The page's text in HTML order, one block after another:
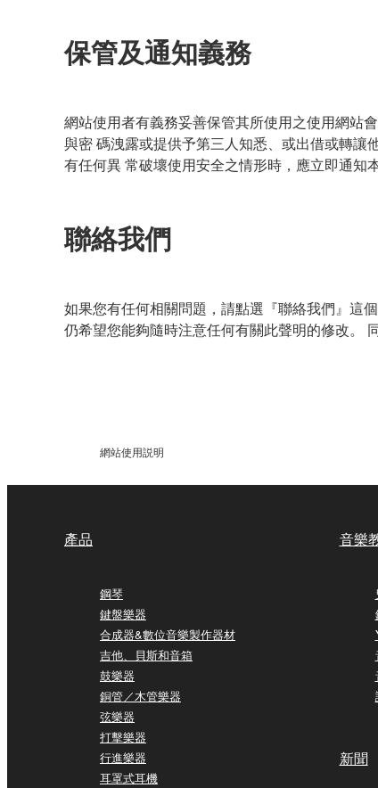
保管及通知義務
網站使用者有義務妥善保管其所使用之使用網站
與密 碼洩露或提供予第三人知悉、或出借或轉
有任何異 常破壞使用安全之情形時，應立即通知本
聯絡我們
如果您有任何相關問題，請點選『聯絡我們』這
仍希望您能夠隨時注意任何有關此聲明的修改。
網站使用説明
產品
鋼琴
鍵盤樂器
合成器&數位音樂製作器材
吉他、貝斯和音箱
鼓樂器
銅管／木管樂器
弦樂器
打擊樂器
行進樂器
耳罩式耳機
音樂
新聞